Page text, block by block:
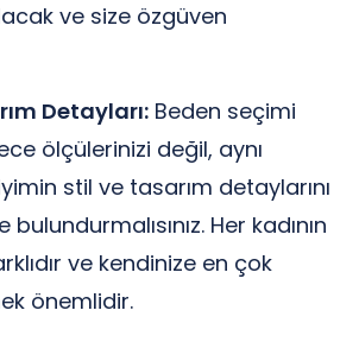
ve size özgüven
Detayları: Beden seçimi
ölçülerinizi değil, aynı
stil ve tasarım detaylarını
Her kadının
ve kendinize en çok
önemlidir.